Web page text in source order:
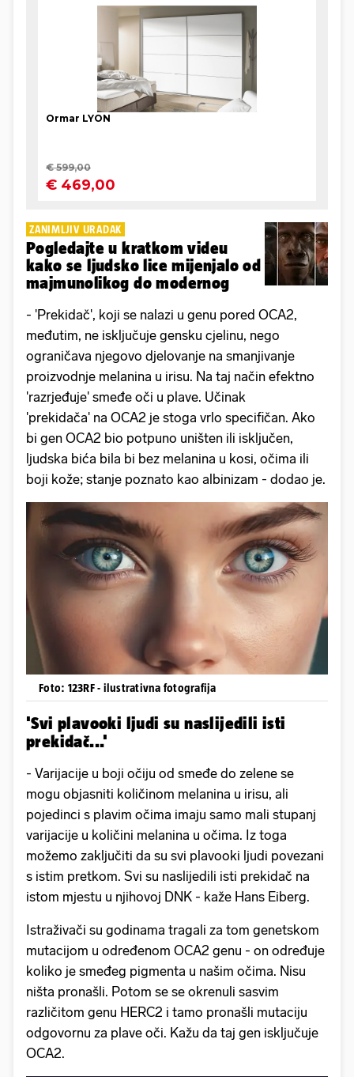
ZANIMLJIV URADAK
Pogledajte u kratkom videu
kako se ljudsko lice mijenjalo od
majmunolikog do modernog
- 'Prekidač', koji se nalazi u genu pored OCA2,
međutim, ne isključuje gensku cjelinu, nego
ograničava njegovo djelovanje na smanjivanje
proizvodnje melanina u irisu. Na taj način efektno
'razrjeđuje' smeđe oči u plave. Učinak
'prekidača' na OCA2 je stoga vrlo specifičan. Ako
bi gen OCA2 bio potpuno uništen ili isključen,
ljudska bića bila bi bez melanina u kosi, očima ili
boji kože; stanje poznato kao albinizam - dodao je.
Foto: 123RF - ilustrativna fotografija
'Svi plavooki ljudi su naslijedili isti
prekidač...'
- Varijacije u boji očiju od smeđe do zelene se
mogu objasniti količinom melanina u irisu, ali
pojedinci s plavim očima imaju samo mali stupanj
varijacije u količini melanina u očima. Iz toga
možemo zaključiti da su svi plavooki ljudi povezani
s istim pretkom. Svi su naslijedili isti prekidač na
istom mjestu u njihovoj DNK - kaže Hans Eiberg.
Istraživači su godinama tragali za tom genetskom
mutacijom u određenom OCA2 genu - on određuje
koliko je smeđeg pigmenta u našim očima. Nisu
ništa pronašli. Potom se se okrenuli sasvim
različitom genu HERC2 i tamo pronašli mutaciju
odgovornu za plave oči. Kažu da taj gen isključuje
OCA2.